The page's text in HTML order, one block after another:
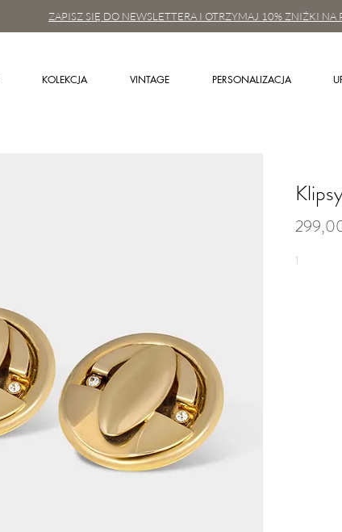
ZAPISZ SIĘ DO NEWSLETTERA I OTRZYMAJ 10% ZNIŻKI NA
KOLEKCJA VINTAGE PERSONALIZACJA
1